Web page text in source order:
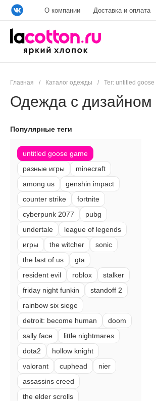
О компании Доставка и оплата
Главная / Каталог одежды / Тег: untitled goose
Одежда с дизайном
Популярные теги
untitled goose game
разные игры
minecraft
among us
genshin impact
counter strike
fortnite
cyberpunk 2077
pubg
undertale
league of legends
игры
the witcher
sonic
the last of us
gta
resident evil
roblox
stalker
friday night funkin
standoff 2
rainbow six siege
detroit: become human
doom
sally face
little nightmares
dota2
hollow knight
valorant
cuphead
nier
assassins creed
the elder scrolls